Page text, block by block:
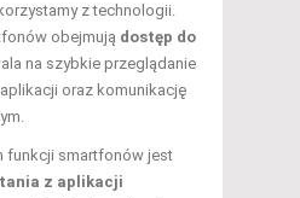
z technologii.
obejmują dostęp do
na szybkie przeglądanie
oraz komunikację
funkcji smartfonów jest
z aplikacji